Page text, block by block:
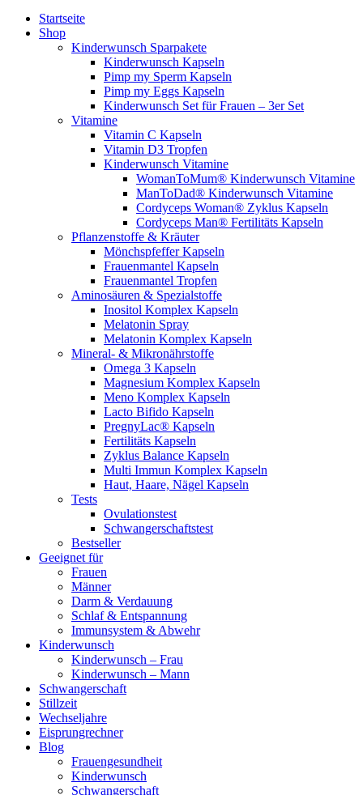
Startseite
Shop
Kinderwunsch Sparpakete
Kinderwunsch Kapseln
Pimp my Sperm Kapseln
Pimp my Eggs Kapseln
Kinderwunsch Set für Frauen – 3er Set
Vitamine
Vitamin C Kapseln
Vitamin D3 Tropfen
Kinderwunsch Vitamine
WomanToMum® Kinderwunsch Vitamine
ManToDad® Kinderwunsch Vitamine
Cordyceps Woman® Zyklus Kapseln
Cordyceps Man® Fertilitäts Kapseln
Pflanzenstoffe & Kräuter
Mönchspfeffer Kapseln
Frauenmantel Kapseln
Frauenmantel Tropfen
Aminosäuren & Spezialstoffe
Inositol Komplex Kapseln
Melatonin Spray
Melatonin Komplex Kapseln
Mineral- & Mikronährstoffe
Omega 3 Kapseln
Magnesium Komplex Kapseln
Meno Komplex Kapseln
Lacto Bifido Kapseln
PregnyLac® Kapseln
Fertilitäts Kapseln
Zyklus Balance Kapseln
Multi Immun Komplex Kapseln
Haut, Haare, Nägel Kapseln
Tests
Ovulationstest
Schwangerschaftstest
Bestseller
Geeignet für
Frauen
Männer
Darm & Verdauung
Schlaf & Entspannung
Immunsystem & Abwehr
Kinderwunsch
Kinderwunsch – Frau
Kinderwunsch – Mann
Schwangerschaft
Stillzeit
Wechseljahre
Eisprungrechner
Blog
Frauengesundheit
Kinderwunsch
Schwangerschaft